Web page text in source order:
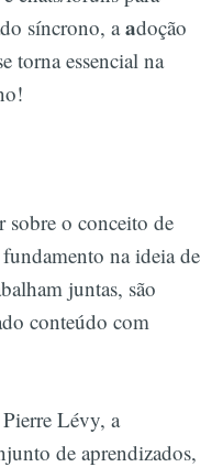
síncrono, aadoção
torna essencial na
sobre o conceito de
na ideia de
juntas, são
conteúdo com
Lévy, a
de aprendizados,